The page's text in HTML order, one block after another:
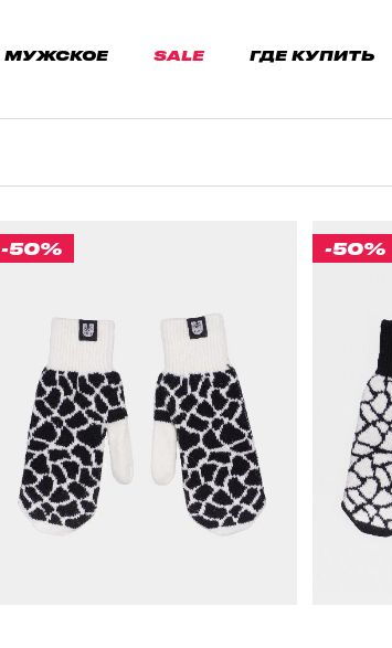
МУЖСКОЕ SALE ГДЕ КУПИТЬ
-50%
ВАРЕЖКИ CULT БЕЛЫЙ/ЧЕРНЫЙ
374 ₽
ЦВЕТ
БЕЛЫЙ/ЧЕРНЫЙ
РАЗМЕР ОДЕЖДЫ / ИЗДЕЛИЯ
20 (ДЛИНА 28СМ, ШИРИНА 8,5СМ)
18 (ДЛИНА 26СМ, ШИРИНА 8,5СМ)
-50%
20
18